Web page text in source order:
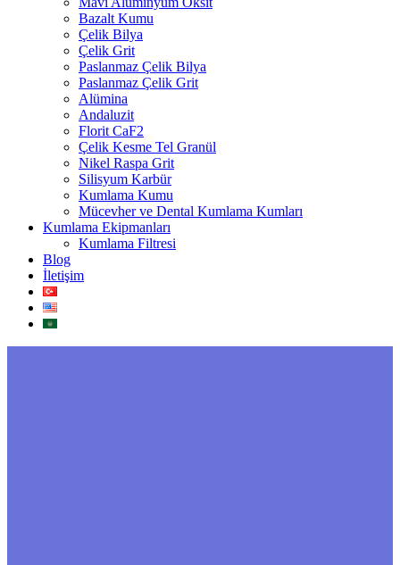
Bazalt Kumu
Çelik Bilya
Çelik Grit
Paslanmaz Çelik Bilya
Paslanmaz Çelik Grit
Alümina
Andaluzit
Florit CaF2
Çelik Kesme Tel Granül
Nikel Raspa Grit
Silisyum Karbür
Kumlama Kumu
Mücevher ve Dental Kumlama Kumları
Kumlama Ekipmanları
Kumlama Filtresi
Blog
İletişim